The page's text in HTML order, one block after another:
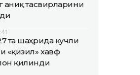
аниқ тасвирларини
та шаҳрида кучли
«қизил» хавф
қилинди